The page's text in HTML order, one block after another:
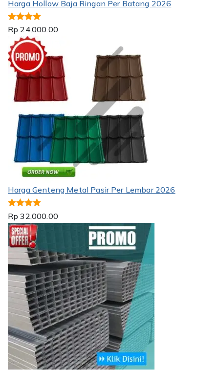
Harga Hollow Baja Ringan Per Batang 2026
Dinilai 5.00
dari 5
Rp 24,000.00
Harga Genteng Metal Pasir Per Lembar 2026
Dinilai 5.00
dari 5
Rp 32,000.00